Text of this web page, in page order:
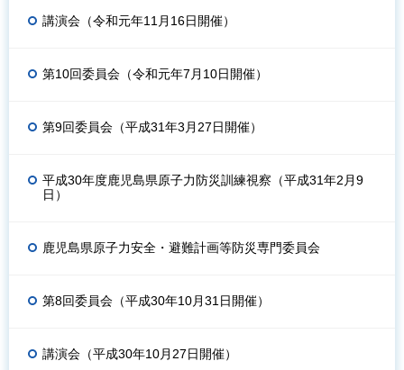
講演会（令和元年11月16日開催）
第10回委員会（令和元年7月10日開催）
第9回委員会（平成31年3月27日開催）
平成30年度鹿児島県原子力防災訓練視察（平成31年2月9
日）
鹿児島県原子力安全・避難計画等防災専門委員会
第8回委員会（平成30年10月31日開催）
講演会（平成30年10月27日開催）